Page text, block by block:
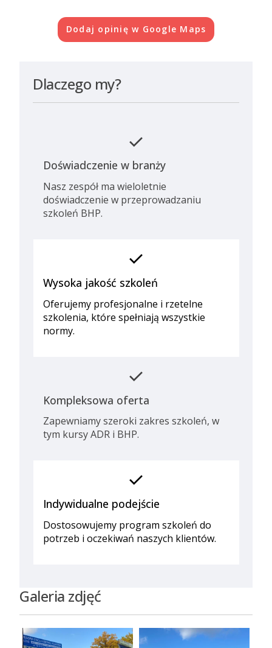
Dodaj opinię w Google Maps
Dlaczego my?
check
Doświadczenie w branży
Nasz zespół ma wieloletnie
doświadczenie w przeprowadzaniu
szkoleń BHP.
check
Wysoka jakość szkoleń
Oferujemy profesjonalne i rzetelne
szkolenia, które spełniają wszystkie
normy.
check
Kompleksowa oferta
Zapewniamy szeroki zakres szkoleń, w
tym kursy ADR i BHP.
check
Indywidualne podejście
Dostosowujemy program szkoleń do
potrzeb i oczekiwań naszych klientów.
Galeria zdjęć